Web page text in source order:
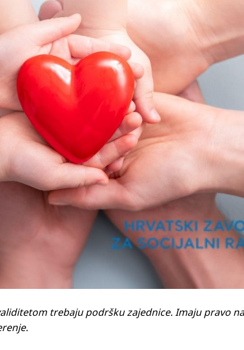
trebaju podršku zajednice. Imaju pravo